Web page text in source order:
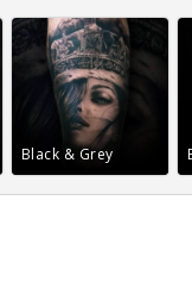
Black & Grey